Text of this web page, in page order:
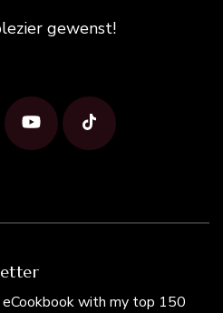
gewenst!
with my top 150